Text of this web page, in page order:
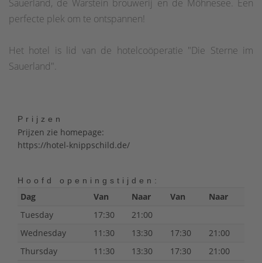
Sauerland, de Warstein brouwerij en de Möhnesee. Een
perfecte plek om te ontspannen!
Het hotel is lid van de hotelcoöperatie "Die Sterne im
Sauerland".
Prijzen
Prijzen zie homepage:
https://hotel-knippschild.de/
Hoofd openingstijden:
Dag Van Naar Van
Naar
Tuesday
17:30
21:00
Wednesday
11:30 13:30 17:30
21:00
Thursday
11:30 13:30 17:30
21:00